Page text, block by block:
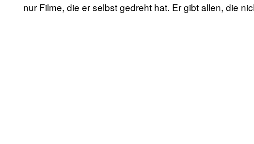
nur Filme, die er selbst gedreht hat. Er gibt allen, die